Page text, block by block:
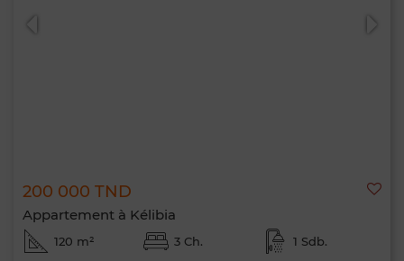
200 000 TND
Appartement à Kélibia
120 m² 3 Ch. 1 Sdb.